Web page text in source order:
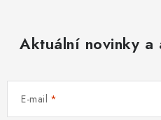
Aktuální novinky a
E-mail